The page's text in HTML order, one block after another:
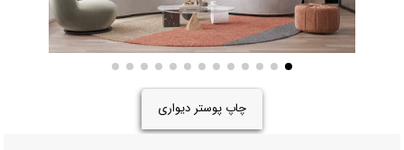
چاپ پوستر دیواری